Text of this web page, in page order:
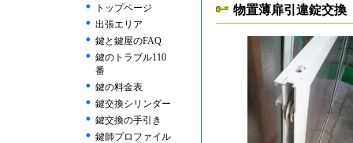
物置薄扉引違錠交換
トップページ
出張エリア
鍵と鍵屋のFAQ
鍵のトラブル110
番
鍵の料金表
鍵交換シリンダー
鍵交換の手引き
鍵師プロファイル